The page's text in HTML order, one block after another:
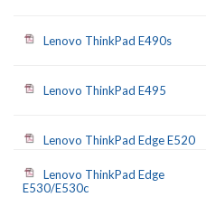
Lenovo ThinkPad E490s
Lenovo ThinkPad E495
Lenovo ThinkPad Edge E520
Lenovo ThinkPad Edge
E530/E530c